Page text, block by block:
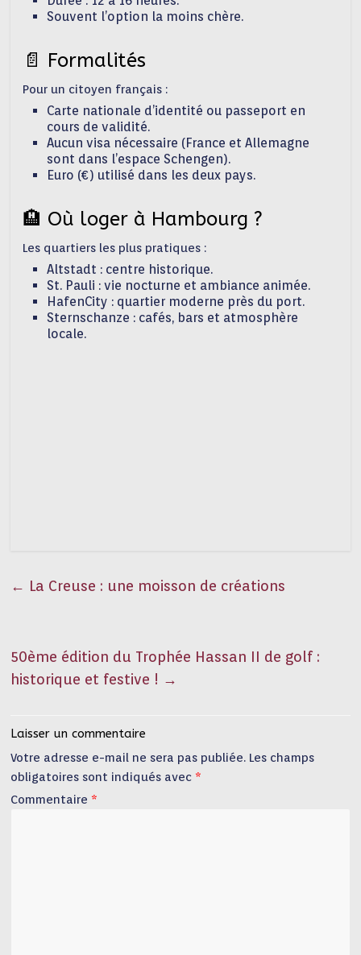
Souvent l’option la moins chère.
📄 Formalités
Pour un citoyen français :
Carte nationale d’identité ou passeport en
cours de validité.
Aucun visa nécessaire (France et Allemagne
sont dans l’espace Schengen).
Euro (€) utilisé dans les deux pays.
🏨 Où loger à Hambourg ?
Les quartiers les plus pratiques :
Altstadt : centre historique.
St. Pauli : vie nocturne et ambiance animée.
HafenCity : quartier moderne près du port.
Sternschanze : cafés, bars et atmosphère
locale.
← La Creuse : une moisson de créations
50ème édition du Trophée Hassan II de golf :
historique et festive ! →
Laisser un commentaire
Votre adresse e-mail ne sera pas publiée. Les champs
obligatoires sont indiqués avec *
Commentaire *